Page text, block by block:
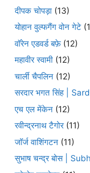
दीपक चोपड़ा (13)
योहान वुल्फगैंग वोन गेटे
वॉरेन एडवर्ड बफ़े(12)
महावीर स्वामी (12)
चार्ली चैपलिन (12)
सरदार भगत सिंह |
एच एल मेंकेन (12)
रवीन्द्रनाथ टैगोर(11)
जॉर्ज वाशिंगटन (11)
सुभाष चन्द्र बोस |